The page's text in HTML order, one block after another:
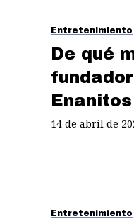
Entretenimiento
De qué
14 de abril de
Entretenimiento